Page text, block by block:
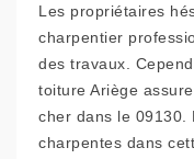
Les propriétaires
charpentier
des travaux.
toiture Ariège
cher dans le 09130.
charpentes dans